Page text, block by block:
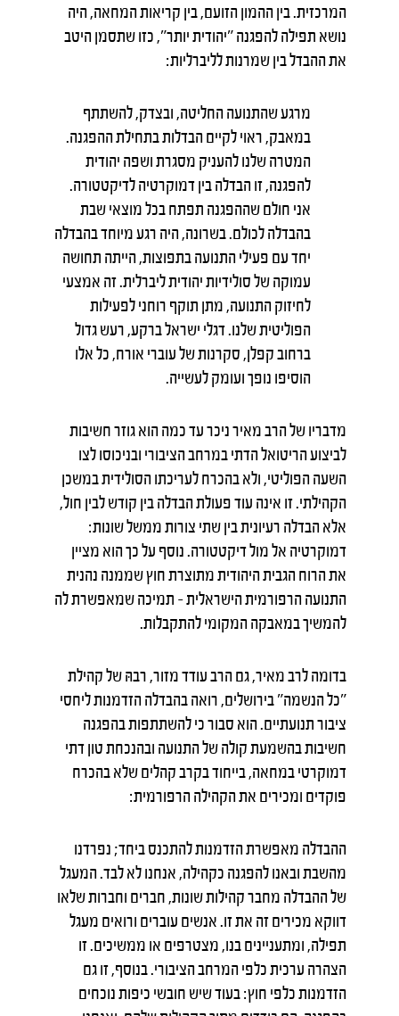
המרכזית. בין ההמון הזועם, בין קריאות המחאה, היה
נושא תפילה להפגנה "יהודית יותר", כזו שתסמן היטב
את ההבדל בין שמרנות לליברליות:
מרגע שהתנועה החליטה, ובצדק, להשתתף
במאבק, ראוי לקיים הבדלות בתחילת ההפגנה.
המטרה שלנו להעניק מסגרת ושפה יהודית
להפגנה, זו הבדלה בין דמוקרטיה לדיקטטורה.
אני חולם שההפגנה תפתח בכל מוצאי שבת
בהבדלה לכולם. בשרונה, היה רגע מיוחד בהבדלה
יחד עם פעילי התנועה בתפוצות, הייתה תחושה
עמוקה של סולידיות יהודית ליברלית. זה אמצעי
לחיזוק התנועה, מתן תוקף רוחני לפעילות
הפוליטית שלנו. דגלי ישראל ברקע, רעש גדול
ברחוב קפלן, סקרנות של עוברי אורח, כל אלו
הוסיפו נופך ועומק לעשייה.
מדבריו של הרב מאיר ניכר עד כמה הוא גוזר חשיבות
לביצוע הריטואל הדתי במרחב הציבורי ובניכוסו לצו
השעה הפוליטי, ולא בהכרח לעריכתו הסולידית במשכן
הקהילתי. זו אינה עוד פעולת הבדלה בין קודש לבין חול,
אלא הבדלה רעיונית בין שתי צורות ממשל שונות:
דמוקרטיה אל מול דיקטטורה. נוסף על כך הוא מציין
את הרוח הגבית היהודית מתוצרת חוץ שממנה נהנית
התנועה הרפורמית הישראלית – תמיכה שמאפשרת לה
להמשיך במאבקה המקומי להתקבלות.
בדומה לרב מאיר, גם הרב עודד מזור, רבהּ של קהילת
"כל הנשמה" בירושלים, רואה בהבדלה הזדמנות ליחסי
ציבור תנועתיים. הוא סבור כי להשתתפות בהפגנה
חשיבות בהשמעת קולה של התנועה ובהנכחת טון דתי
דמוקרטי במחאה, בייחוד בקרב קהלים שלא בהכרח
פוקדים ומכירים את הקהילה הרפורמית:
ההבדלה מאפשרת הזדמנות להתכנס ביחד; נפרדנו
מהשבת ובאנו להפגנה כקהילה, אנחנו לא לבד. המעגל
של ההבדלה מחבר קהילות שונות, חברים וחברות שלאו
דווקא מכירים זה את זו. אנשים עוברים ורואים מעגל
תפילה, ומתעניינים בנו, מצטרפים או ממשיכים. זו
הצהרה ערכית כלפי המרחב הציבורי. בנוסף, זו גם
הזדמנות כלפי חוץ: בעוד שיש חובשי כיפות נוכחים